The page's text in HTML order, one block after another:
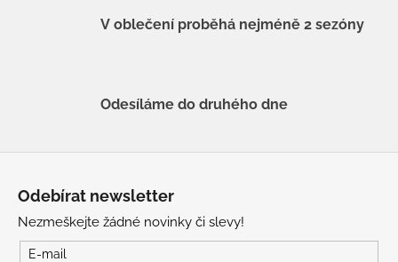
V oblečení proběhá nejméně 2 sezóny
Odesíláme do druhého dne
Odebírat newsletter
Nezmeškejte žádné novinky či slevy!
E-mail